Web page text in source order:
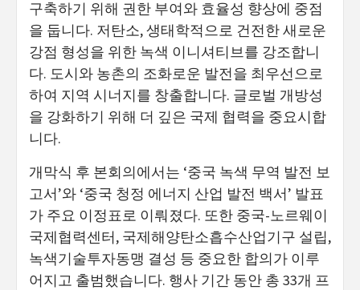
구축하기 위해 권한 부여와 효율성 향상에 중점
을 둡니다. 저탄소, 생태학적으로 건전한 새로운
강점 형성을 위한 녹색 이니셔티브를 강조합니
다. 도시와 농촌의 조화로운 발전을 최우선으로
하여 지역 시너지를 창출합니다. 글로벌 개방성
을 강화하기 위해 더 깊은 국제 협력을 중요시합
니다.
개막식 후 본회의에서는 ‘중국 녹색 무역 발전 보
고서’와 ‘중국 청정 에너지 산업 발전 백서’ 발표
가 주요 이정표로 이뤄졌다. 또한 중국-노르웨이
국제협력센터, 국제해양탄소흡수산업기구 설립,
녹색기술투자동맹 결성 등 중요한 합의가 이루
어지고 출범했습니다. 행사 기간 동안 총 33개 프